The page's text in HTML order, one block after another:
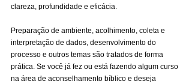
clareza, profundidade e eficácia.
Preparação de ambiente, acolhimento, coleta e
interpretação de dados, desenvolvimento do
processo e outros temas são tratados de forma
prática. Se você já fez ou está fazendo algum curso
na área de aconselhamento bíblico e deseja